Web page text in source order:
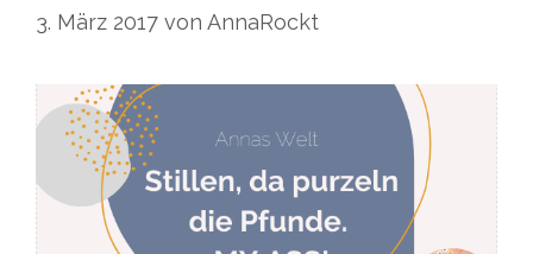
3. März 2017 von AnnaRockt